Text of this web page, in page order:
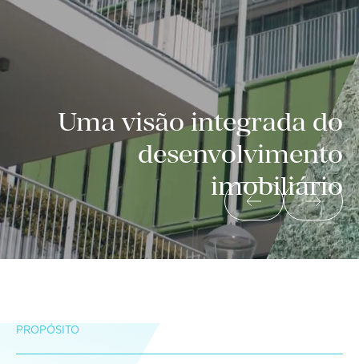
Uma visão integrada do
desenvolvimento
imobiliário
PROPÓSITO